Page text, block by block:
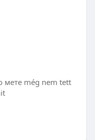
мете még nem tett